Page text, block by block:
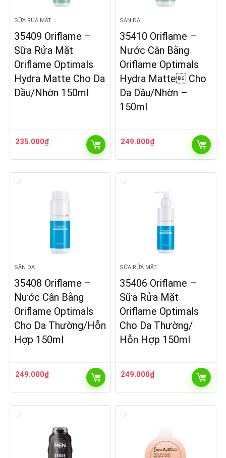
SỮA RỬA MẶT
35409 Oriflame –
Sữa Rửa Mặt
Oriflame Optimals
Hydra Matte Cho Da
Dầu/Nhờn 150ml
235.000₫
SĂN DA
35410 Oriflame –
Nước Cân Bằng
Oriflame Optimals
Hydra Matte Cho
Da Dầu/Nhờn –
150ml
249.000₫
SĂN DA
35408 Oriflame –
Nước Cân Bằng
Oriflame Optimals
Cho Da Thường/Hỗn
Hợp 150ml
249.000₫
SỮA RỬA MẶT
35406 Oriflame –
Sữa Rửa Mặt
Oriflame Optimals
Cho Da Thường/
Hỗn Hợp 150ml
249.000₫